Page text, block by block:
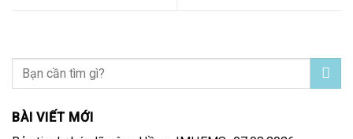
BÀI VIẾT MỚI